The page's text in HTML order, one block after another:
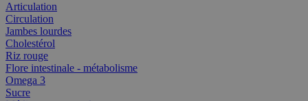
Articulation
Circulation
Jambes lourdes
Cholestérol
Riz rouge
Flore intestinale - métabolisme
Omega 3
Sucre